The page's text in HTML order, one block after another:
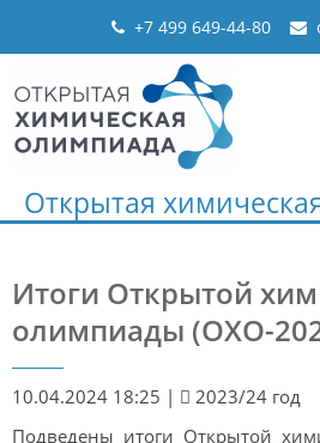
+7 499 649-44-80
Открытая
Итоги Открытой
олимпиады (ОХО-
10.04.2024 18:25 |
2023/24 год
Подведены итоги Открытой